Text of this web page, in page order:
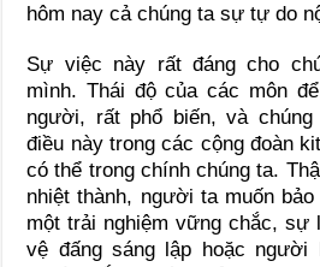
hôm nay cả chúng ta sự tự do
Sự việc này rất đáng cho
mình. Thái độ của các môn
người, rất phổ biến, và
điều này trong các cộng đoàn
có thể trong chính chúng ta.
nhiệt thành, người ta muốn
một trải nghiệm vững chắc, sự
vệ đấng sáng lập hoặc người